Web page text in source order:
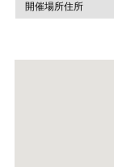
開催場所住所